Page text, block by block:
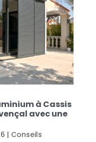
à Cassis
avec une
| Conseils